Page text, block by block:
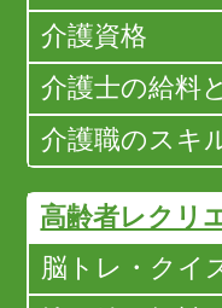
介護資格
介護士の給料
介護職のスキ
高齢者レクリ
脳トレ・クイ